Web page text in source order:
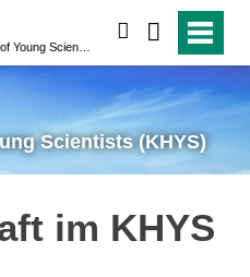
Scientists (KHYS)
im KHYS